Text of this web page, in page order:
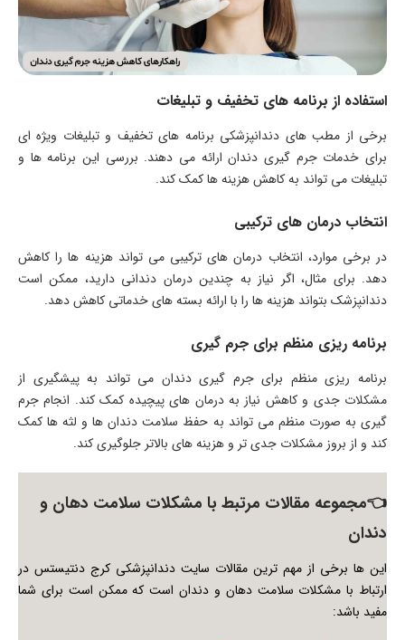
استفاده از برنامه های تخفیف و تبلیغات
برخی از مطب های دندانپزشکی برنامه های تخفیف و تبلیغات ویژه ای
برای خدمات جرم گیری دندان ارائه می دهند. بررسی این برنامه ها و
تبلیغات می تواند به کاهش هزینه ها کمک کند.
انتخاب درمان های ترکیبی
در برخی موارد، انتخاب درمان های ترکیبی می تواند هزینه ها را کاهش
دهد. برای مثال، اگر نیاز به چندین درمان دندانی دارید، ممکن است
دندانپزشک بتواند هزینه ها را با ارائه بسته های خدماتی کاهش دهد.
برنامه ریزی منظم برای جرم گیری
برنامه ریزی منظم برای جرم گیری دندان می تواند به پیشگیری از
مشکلات جدی و کاهش نیاز به درمان های پیچیده کمک کند. انجام جرم
گیری به صورت منظم می تواند به حفظ سلامت دندان ها و لثه ها کمک
کند و از بروز مشکلات جدی تر و هزینه های بالاتر جلوگیری کند.
👈مجموعه مقالات مرتبط با مشکلات سلامت دهان و
دندان
این ها برخی از مهم ترین مقالات سایت دندانپزشکی کرج دنتیستس در
ارتباط با مشکلات سلامت دهان و دندان است که ممکن است برای شما
مفید باشد: